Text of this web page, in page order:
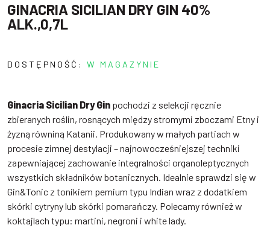
GINACRIA SICILIAN DRY GIN 40%
ALK.,0,7L
DOSTĘPNOŚĆ: W MAGAZYNIE
Ginacria Sicilian Dry Gin pochodzi z selekcji ręcznie
zbieranych roślin, rosnących między stromymi zboczami Etny i
żyzną równiną Katanii. Produkowany w małych partiach w
procesie zimnej destylacji – najnowocześniejszej techniki
zapewniającej zachowanie integralności organoleptycznych
wszystkich składników botanicznych. Idealnie sprawdzi się w
Gin&Tonic z tonikiem pemium typu Indian wraz z dodatkiem
skórki cytryny lub skórki pomarańczy. Polecamy również w
koktajlach typu: martini, negroni i white lady.